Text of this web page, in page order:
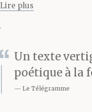
n’avais
agencée
des
détachée
Lire plus
Un texte
poétique à la
Le Télégramme